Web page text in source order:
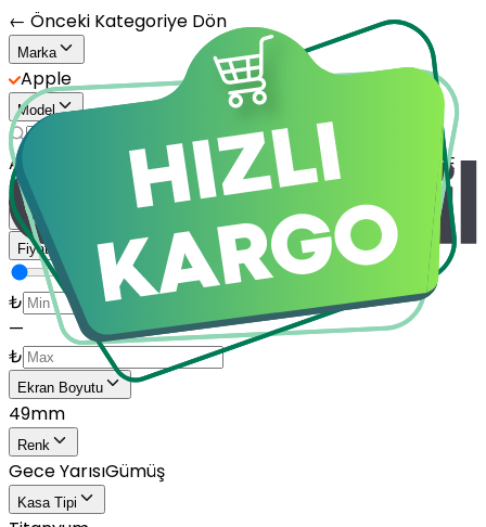
← Önceki Kategoriye Dön
Marka
Apple
Model
Apple Watch Series 10 Watch SE Watch SE 2
Watch SE
3Watch Series 1
Daha Fazla Göster
Fiyat
₺
—
₺
Ekran Boyutu
49mm
Renk
Gece YarısıGümüş
Kasa Tipi